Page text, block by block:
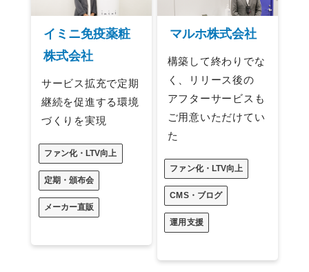
イミニ免疫薬粧
株式会社
サービス拡充で定期
継続を促進する環境
づくりを実現
ファン化・LTV向上
定期・頒布会
メーカー直販
マルホ株式会社
構築して終わりでな
く、リリース後の
アフターサービスも
ご用意いただけてい
た
ファン化・LTV向上
CMS・ブログ
運用支援